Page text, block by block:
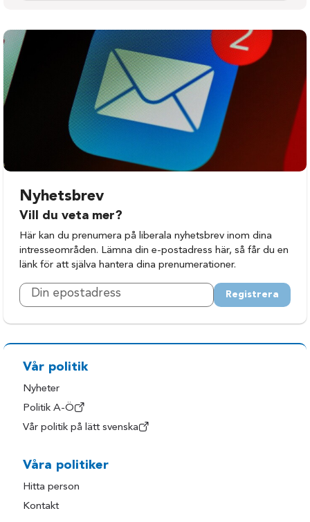
Alingsås
Falkenberg
Göteborg
Halland
Halmstad
Herrljunga
Härryda
Kungälv
Laholm
Lerum
Lilla Edet
Lysekil
Munkedal
Mölndal
Orust
Partille
Sotenäs
Stenungsund
Strömstad
Tjörn
Tranemo
Varberg
Nyhetsbrev
Vill du veta mer?
Här kan du prenumera på liberala nyhetsbrev inom dina
intresseområden. Lämna din e-postadress här, så får du en
länk för att själva hantera dina prenumerationer.
Registrera
Vår politik
Nyheter
Politik A-Ö
Vår politik på lätt svenska
Våra politiker
Hitta person
Kontakt